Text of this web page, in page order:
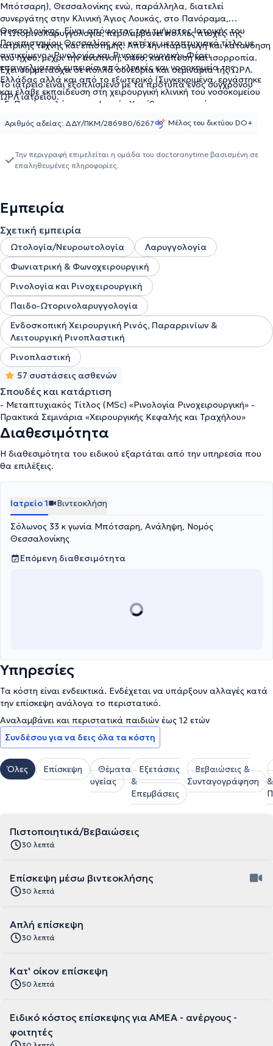
Μπότσαρη), Θεσσαλονίκης ενώ, παράλληλα, διατελεί
συνεργάτης στην Κλινική Άγιος Λουκάς, στο Πανόραμα,
Θεσσαλονίκης. Είναι απόφοιτος του τμήματος Ιατρικής του
Πανεπιστημίου Θεσσαλίας και κατέχει μεταπτυχιακό τίτλο με
αντικείμενο «Ρινολογία και Ρινοχειρουργική».Φέρει
επαγγελματική εμπειρία από κλινικές και νοσοκομεία της
Ελλάδας αλλά και από το εξωτερικό (Συγκεκριμένα, εργάστηκε
και έλαβε εκπαίδευση στη χειρουργική κλινική του νοσοκομείου
«Γ. Παπανικολάου», ως Ιατρός Υπαίθρου σε νησιά των
Πανεπιστημιακή ΩΡΛ κλινική του νοσοκομείου «ΑΧΕΠΑ», καθώς
Αμβουργο της Γερμανίας). Παράλληλες μουσικές σπουδές, στο
Κρατικό Ωδείο Θεσσαλονίκης.
Η Ωτορινολαρυγγολογία, περιλαμβάνει πολλές πτυχές της
ιατρικής τέχνης και επιστήμης. Από την παραγωγή και κατανόηση
του ήχου, μέχρι την αναπνοή, ύπνο, κατάποση και ισορροπία.
Έχει συμμετάσχει σε πολλά συνέδρια και σεμινάρια της ΩΡΛ.
Το ιατρείο είναι εξοπλισμένο με τα πρότυπα ενός σύγχρονου
ΩΡΛ ιατρείου.
Αριθμός αδείας: ΔΔΥ/ΠΚΜ/286980/6267 Μέλος του δικτύου DO+
Την περιγραφή επιμελείται η ομάδα του doctoranytime βασισμένη σε
επαληθευμένες πληροφορίες.
Εμπειρία
Σχετική εμπειρία
Ωτολογία/Νευροωτολογία
Λαρυγγολογία
Φωνιατρική & Φωνοχειρουργική
Ρινολογία και Ρινοχειρουργική
Παιδο-Ωτορινολαρυγγολογία
Ενδοσκοπική Χειρουργική Ρινός, Παραρρινίων &
Λειτουργική Ρινοπλαστική
Ρινοπλαστική
57 συστάσεις ασθενών
Σπουδές και κατάρτιση
- Μεταπτυχιακός Τίτλος (MSc) «Ρινολογία Ρινοχειρουργική» -
Πρακτικά Σεμινάρια «Χειρουργικής Κεφαλής και Τραχήλου»
Διαθεσιμότητα
Η διαθεσιμότητα του ειδικού εξαρτάται από την υπηρεσία που
θα επιλέξεις.
Ιατρείο 1 Βιντεοκλήση
Σόλωνος 33 κ γωνία Μπότσαρη, Ανάληψη, Νομός
Θεσσαλονίκης
Επόμενη διαθεσιμότητα
Υπηρεσίες
Τα κόστη είναι ενδεικτικά. Ενδέχεται να υπάρξουν αλλαγές κατά
την επίσκεψη ανάλογα το περιστατικό.
Αναλαμβάνει και περιστατικά παιδιών έως 12 ετών
Συνδέσου για να δεις όλα τα κόστη
Όλες Επίσκεψη
Θέματα
υγείας
Εξετάσεις
&
Επεμβάσεις
Βεβαιώσεις &
Συνταγογράφηση
&
Πιστοποιητικά/Βεβαιώσεις
30 λεπτά
Επίσκεψη μέσω βιντεοκλήσης
30 λεπτά
Απλή επίσκεψη
30 λεπτά
Κατ' οίκον επίσκεψη
50 λεπτά
Ειδικό κόστος επίσκεψης για ΑΜΕΑ - ανέργους -
φοιτητές